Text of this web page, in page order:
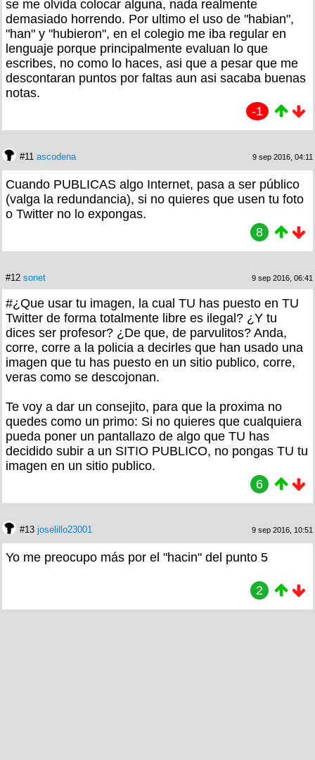
se me olvida colocar alguna, nada realmente
demasiado horrendo. Por ultimo el uso de "habian",
"han" y "hubieron", en el colegio me iba regular en
lenguaje porque principalmente evaluan lo que
escribes, no como lo haces, asi que a pesar que me
descontaran puntos por faltas aun asi sacaba buenas
notas.
-1
#11 ascodena 9 sep 2016, 04:11
Cuando PUBLICAS algo Internet, pasa a ser público
(valga la redundancia), si no quieres que usen tu foto
o Twitter no lo expongas.
8
#12 sonet 9 sep 2016, 06:41
#¿Que usar tu imagen, la cual TU has puesto en TU
Twitter de forma totalmente libre es ilegal? ¿Y tu
dices ser profesor? ¿De que, de parvulitos? Anda,
corre, corre a la policia a decirles que han usado una
imagen que tu has puesto en un sitio publico, corre,
veras como se descojonan.
Te voy a dar un consejito, para que la proxima no
quedes como un primo: Si no quieres que cualquiera
pueda poner un pantallazo de algo que TU has
decidido subir a un SITIO PUBLICO, no pongas TU tu
imagen en un sitio publico.
6
#13 joselillo23001 9 sep 2016, 10:51
Yo me preocupo más por el "hacin" del punto 5
2